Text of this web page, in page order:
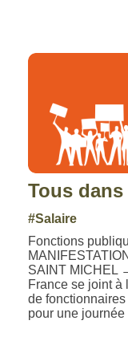
Tous dans
#Salaire
Fonctions
SAINT MICHEL
France se joint à
de
pour une